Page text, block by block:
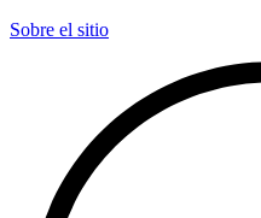
Sobre el sitio